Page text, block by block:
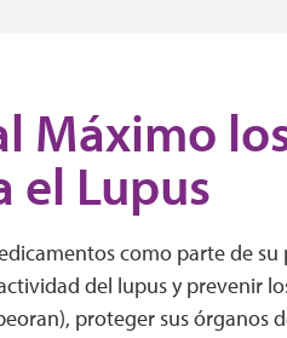
Máximo
el Lupus
como parte de
del lupus y prevenir
proteger sus órganos